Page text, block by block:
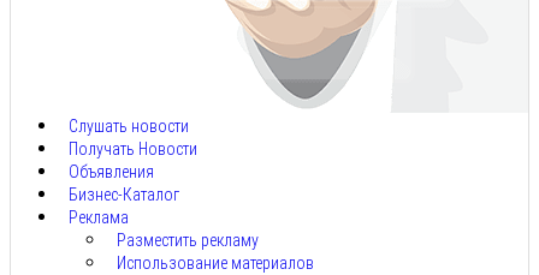
Слушать новости
Получать Новости
Объявления
Бизнес-Каталог
Реклама
Разместить рекламу
Использование материалов